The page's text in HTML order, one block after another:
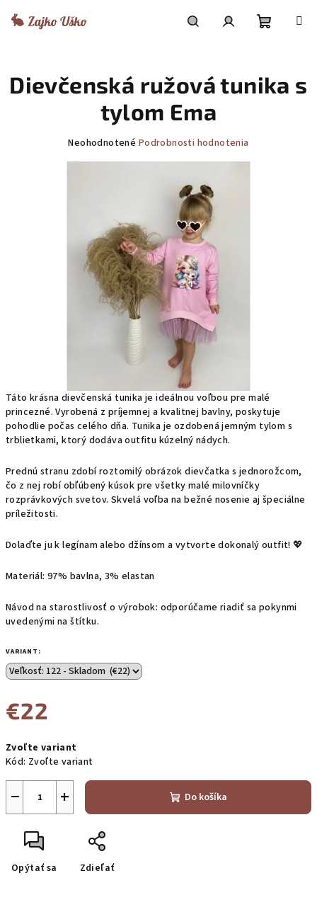
košík
Táto krásna dievčenská tunika je ideálnou voľbou pre malé
princezné. Vyrobená z príjemnej a kvalitnej bavlny, poskytuje
pohodlie počas celého dňa. Tunika je ozdobená jemným tylom s
trblietkami, ktorý dodáva outfitu kúzelný nádych.
Prednú stranu zdobí roztomilý obrázok dievčatka s jednorožcom,
čo z nej robí obľúbený kúsok pre všetky malé milovníčky
rozprávkových svetov. Skvelá voľba na bežné nosenie aj špeciálne
príležitosti.
Dolaďte ju k legínam alebo džínsom a vytvorte dokonalý outfit! 💖
Materiál: 97% bavlna, 3% elastan
Návod na starostlivosť o výrobok: odporúčame riadiť sa pokynmi
uvedenými na štítku.
VARIANT:
€22
cena:
Zvoľte variant
Kód: Zvoľte variant
+
− Do košíka
Opýtať sa Zdieľať
Dievčenská ružová tunika s
tylom Ema
Priemerné
hviezdičiek.
Neohodnotené Podrobnosti hodnotenia